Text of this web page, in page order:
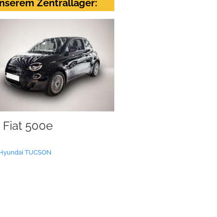
Zentrallager:
Fiat 500e